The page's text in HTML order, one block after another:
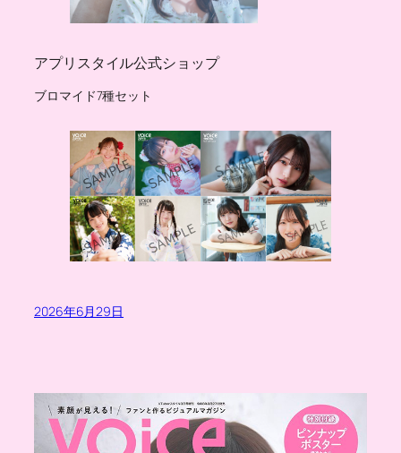
アプリスタイル公式ショップ
ブロマイド7種セット
2026年6月29日